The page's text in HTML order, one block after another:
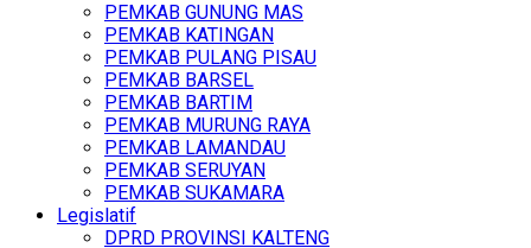
PEMKAB GUNUNG MAS
PEMKAB KATINGAN
PEMKAB PULANG PISAU
PEMKAB BARSEL
PEMKAB BARTIM
PEMKAB MURUNG RAYA
PEMKAB LAMANDAU
PEMKAB SERUYAN
PEMKAB SUKAMARA
Legislatif
DPRD PROVINSI KALTENG